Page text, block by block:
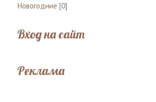
Новогодние [0]
Вход на сайт
Реклама